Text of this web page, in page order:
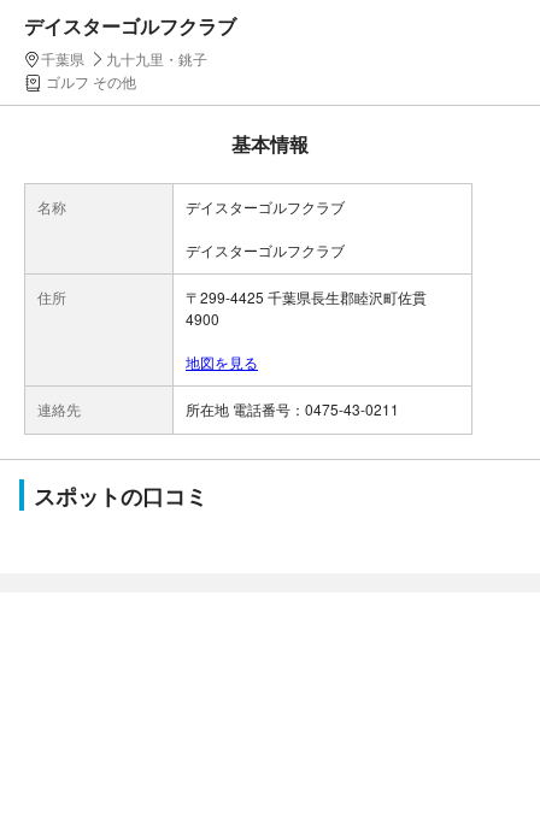
デイスターゴルフクラブ
千葉県
九十九里・銚子
ゴルフ その他
基本情報
名称 デイスターゴルフクラブ
デイスターゴルフクラブ
住所
〒299-4425 千葉県長生郡睦沢町佐貫
4900
地図を見る
連絡先 所在地 電話番号：0475-43-0211
スポットの口コミ